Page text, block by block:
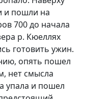
и пошли на
700 до начала
р. Кюеллях
готовить ужин.
опять пошел
нет смысла
упала и пошел